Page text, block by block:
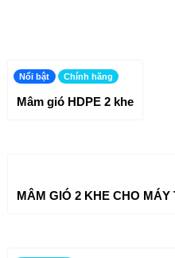
Nổi bật Chính hãng
Mâm gió HDPE 2 khe
MÂM GIÓ 2 KHE CHO